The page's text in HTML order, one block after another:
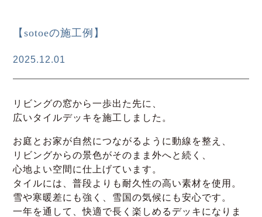
【sotoeの施工例】
2025.12.01
リビングの窓から一歩出た先に、
広いタイルデッキを施工しました。
お庭とお家が自然につながるように動線を整え、
リビングからの景色がそのまま外へと続く、
心地よい空間に仕上げています。
タイルには、普段よりも耐久性の高い素材を使用。
雪や寒暖差にも強く、雪国の気候にも安心です。
一年を通して、快適で長く楽しめるデッキになりま